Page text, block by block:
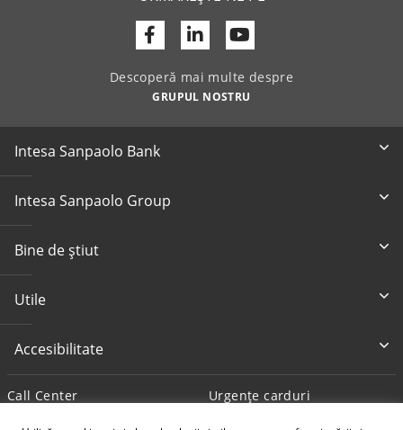
Facebook
Linkedin
Descoperă mai multe despre
GRUPUL NOSTRU
Intesa Sanpaolo Bank
Intesa Sanpaolo Group
Bine de știut
Utile
Accesibilitate
Call Center
Urgențe carduri